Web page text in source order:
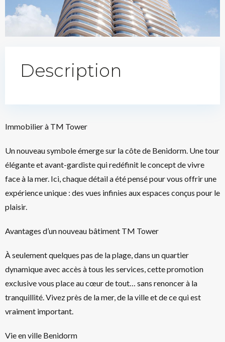
Description
Immobilier à TM Tower
Un nouveau symbole émerge sur la côte de Benidorm. Une tour
élégante et avant-gardiste qui redéfinit le concept de vivre
face à la mer. Ici, chaque détail a été pensé pour vous offrir une
expérience unique : des vues infinies aux espaces conçus pour le
plaisir.
Avantages d’un nouveau bâtiment TM Tower
À seulement quelques pas de la plage, dans un quartier
dynamique avec accès à tous les services, cette promotion
exclusive vous place au cœur de tout… sans renoncer à la
tranquillité. Vivez près de la mer, de la ville et de ce qui est
vraiment important.
Vie en ville Benidorm